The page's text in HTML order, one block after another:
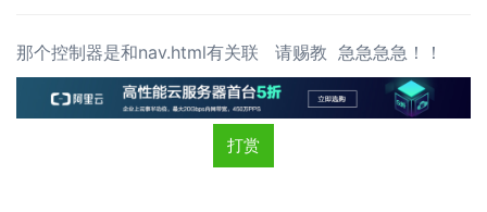
那个控制器是和nav.html有关联 请赐教 急急急急！！
打赏